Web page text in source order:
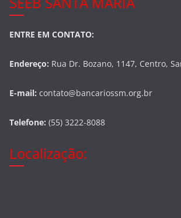
ENTRE EM CONTATO:
Endereço: Rua Dr. Bozano, 1147, Centro,
E-mail: contato@bancariossm.org.br
Telefone: (55) 3222-8088
Localização: